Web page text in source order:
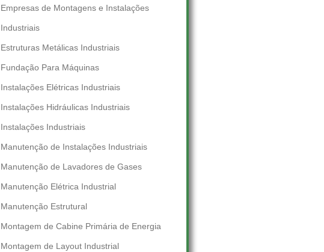
Empresas de Montagens e Instalações
Industriais
Estruturas Metálicas Industriais
Fundação Para Máquinas
Instalações Elétricas Industriais
Instalações Hidráulicas Industriais
Instalações Industriais
Manutenção de Instalações Industriais
Manutenção de Lavadores de Gases
Manutenção Elétrica Industrial
Manutenção Estrutural
Montagem de Cabine Primária de Energia
Montagem de Layout Industrial